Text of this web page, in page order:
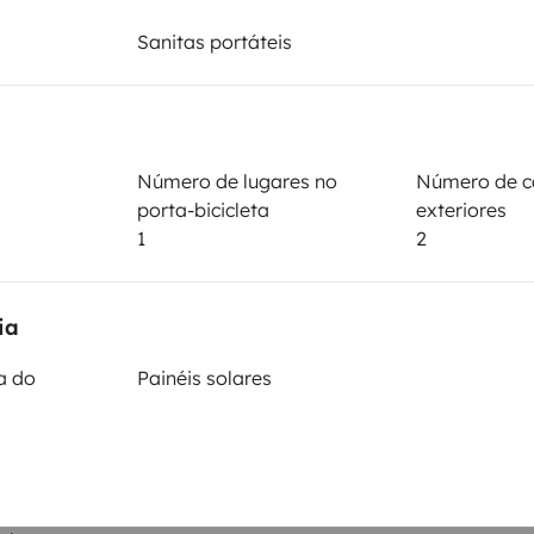
Sanitas portáteis
Número de lugares no
porta-bicicleta
1
Número de
exteriores
2
do
Painéis solares
3 m